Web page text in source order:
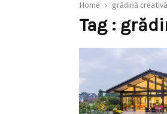
Home grădină creativă
Tag :